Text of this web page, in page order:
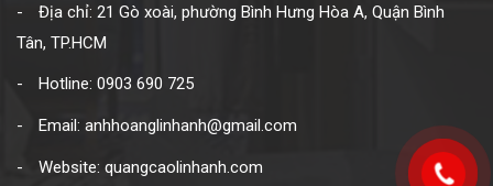
Địa chỉ: 21 Gò xoài, phường Bình Hưng Hòa A, Quận Bình
Tân, TP.HCM
Hotline: 0903 690 725
Email: anhhoanglinhanh@gmail.com
Website: quangcaolinhanh.com